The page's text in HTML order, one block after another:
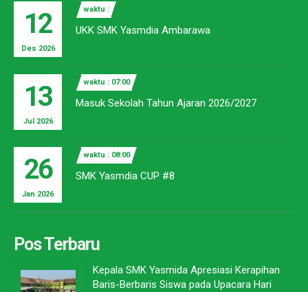
12
Des 2026
waktu :
UKK SMK Yasmdia Ambarawa
13
Jul 2026
waktu : 07:00
Masuk Sekolah Tahun Ajaran 2026/2027
26
Jan 2026
waktu : 08:00
SMK Yasmdia CUP #8
Pos Terbaru
Kepala SMK Yasmida Apresiasi Kerapihan
Baris-Berbaris Siswa pada Upacara Hari